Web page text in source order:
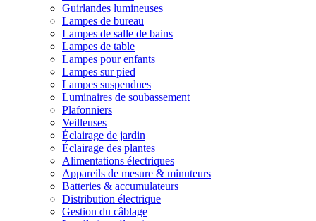
Guirlandes lumineuses
Lampes de bureau
Lampes de salle de bains
Lampes de table
Lampes pour enfants
Lampes sur pied
Lampes suspendues
Luminaires de soubassement
Plafonniers
Veilleuses
Éclairage de jardin
Éclairage des plantes
Alimentations électriques
Appareils de mesure & minuteurs
Batteries & accumulateurs
Distribution électrique
Gestion du câblage